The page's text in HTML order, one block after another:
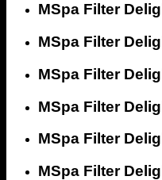
MSpa Filter
MSpa Filter
MSpa Filter
MSpa Filter
MSpa Filter
MSpa Filter